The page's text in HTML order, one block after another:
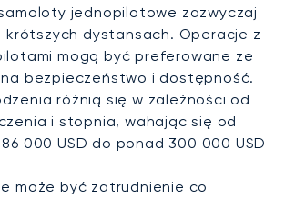
jednopilotowe zazwyczaj
krótszych dystansach. Operacje z
mogą być preferowane ze
bezpieczeństwo i dostępność.
różnią się w zależności od
i stopnia, wahając się od
000 USD do ponad 300 000 USD
może być zatrudnienie co